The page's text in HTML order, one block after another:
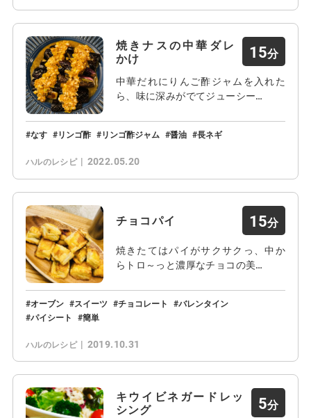
焼きナスの中華ダレ
かけ
15
中華だれにりんご酢ジャムを入れた
ら、味に深みがでてジューシー…
なす リンゴ酢 リンゴ酢ジャム 醤油 長ネギ
ハルのレシピ 2022.05.20
チョコパイ 15
焼きたてはパイがサクサクっ、中か
らトロ～っと濃厚なチョコの美…
オーブン スイーツ チョコレート
バレンタイン
パイシート
簡単
ハルのレシピ 2019.10.31
キウイビネガードレッ
シング
5